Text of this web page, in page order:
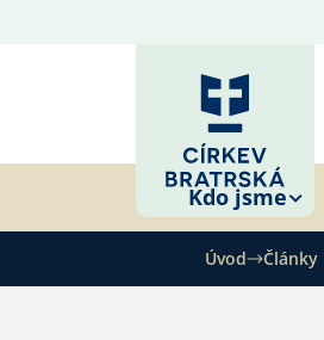
Kdo jsme
Úvod Články